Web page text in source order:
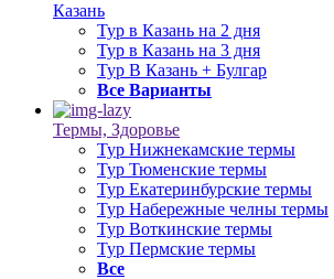
Казань
Тур в Казань на 2 дня
Тур в Казань на 3 дня
Тур В Казань + Булгар
Все Варианты
Термы, Здоровье
Тур Нижнекамские термы
Тур Тюменские термы
Тур Екатеринбурские термы
Тур Набережные челны термы
Тур Воткинские термы
Тур Пермские термы
Все